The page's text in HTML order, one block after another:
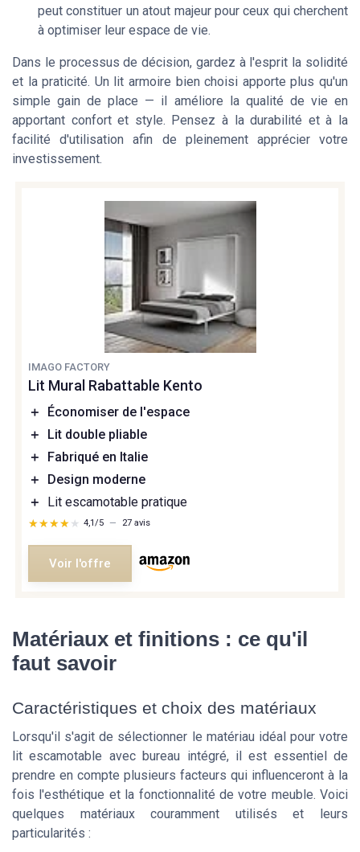
peut constituer un atout majeur pour ceux qui cherchent
à optimiser leur espace de vie.
Dans le processus de décision, gardez à l'esprit la solidité
et la praticité. Un lit armoire bien choisi apporte plus qu'un
simplegain de place — il améliore la qualité de vie en
apportant confort et style. Pensez à la durabilité et à la
facilité d'utilisation afin de pleinement apprécier votre
investissement.
IMAGO FACTORY
Lit Mural Rabattable Kento
＋
Économiser de l'espace
＋
Lit double pliable
＋
Fabriqué en Italie
＋
Design moderne
＋
Lit escamotable pratique
★★★★★
★★★★★ 4,1/5 — 27 avis
Voir l'offre
Matériaux et finitions : ce qu'il
faut savoir
Caractéristiques et choix des matériaux
Lorsqu'il s'agit de sélectionner le matériau idéal pour votre
lit escamotable avec bureau intégré, il est essentiel de
prendre en compte plusieurs facteurs qui influenceront à la
fois l'esthétique et la fonctionnalité de votre meuble. Voici
quelques matériaux couramment utilisés et leurs
particularités :